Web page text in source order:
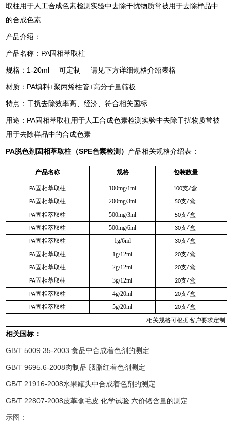
取柱用于人工合成色素检测实验中去除干扰物质常被用于去除样品中
的合成色素
产品介绍：
产品名称：PA固相萃取柱
规格：1-20ml 可定制 请见下方详细规格介绍表格
材质：PA填料+聚丙烯柱管+高分子量筛板
特点：干扰去除效率高、经济、符合相关国标
用途：PA固相萃取柱用于人工合成色素检测实验中去除干扰物质常被
用于去除样品中的合成色素
PA脱色剂固相萃取柱（SPE色素检测） 产品相关规格介绍表：
产品名称 规格 包装数量
PA固相萃取柱 100mg/1ml 100支/盒
PA固相萃取柱 200mg/3ml 50支/盒
PA固相萃取柱 500mg/3ml 50支/盒
PA固相萃取柱 500mg/6ml 30支/盒
PA固相萃取柱 1g/6ml 30支/盒
PA固相萃取柱 1g/12ml 20支/盒
PA固相萃取柱 2g/12ml 20支/盒
PA固相萃取柱 3g/12ml 20支/盒
PA固相萃取柱 4g/20ml 20支/盒
PA固相萃取柱 5g/20ml 20支/盒
相关规格可根据客户要求定制
相关国标：
GB/T 5009.35-2003 食品中合成着色剂的测定
GB/T 9695.6-2008肉制品 胭脂红着色剂测定
GB/T 21916-2008水果罐头中合成着色剂的测定
GB/T 22807-2008皮革盒毛皮 化学试验 六价铬含量的测定
示图：